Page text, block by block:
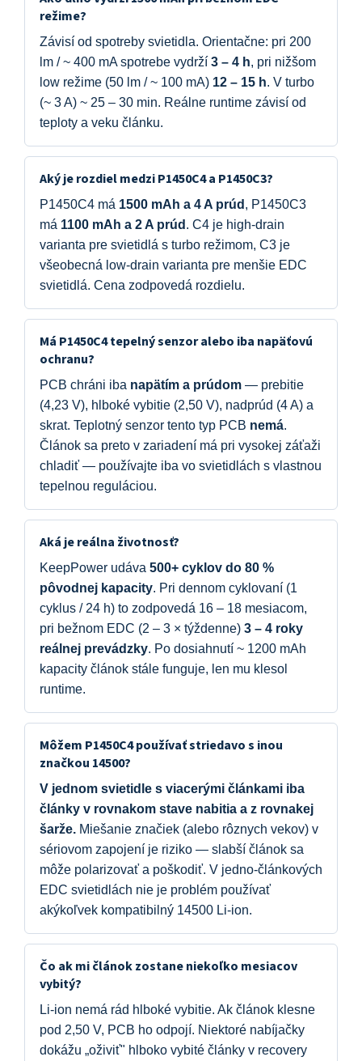
režime?
Závisí od spotreby svietidla. Orientačne: pri 200
lm / ~ 400 mA spotrebe vydrží 3 – 4 h, pri nižšom
low režime (50 lm / ~ 100 mA) 12 – 15 h. V turbo
(~ 3 A) ~ 25 – 30 min. Reálne runtime závisí od
teploty a veku článku.
Aký je rozdiel medzi P1450C4 a P1450C3?
P1450C4 má 1500 mAh a 4 A prúd , P1450C3
má 1100 mAh a 2 A prúd . C4 je high-drain
varianta pre svietidlá s turbo režimom, C3 je
všeobecná low-drain varianta pre menšie EDC
svietidlá. Cena zodpovedá rozdielu.
Má P1450C4 tepelný senzor alebo iba napäťovú
ochranu?
PCB chráni iba napätím a prúdom — prebitie
(4,23 V), hlboké vybitie (2,50 V), nadprúd (4 A) a
skrat. Teplotný senzor tento typ PCB nemá.
Článok sa preto v zariadení má pri vysokej záťaži
chladiť — používajte iba vo svietidlách s vlastnou
tepelnou reguláciou.
Aká je reálna životnosť?
KeepPower udáva 500+ cyklov do 80 %
pôvodnej kapacity. Pri dennom cyklovaní (1
cyklus / 24 h) to zodpovedá 16 – 18 mesiacom,
pri bežnom EDC (2 – 3 × týždenne) 3 – 4 roky
reálnej prevádzky. Po dosiahnutí ~ 1200 mAh
kapacity článok stále funguje, len mu klesol
runtime.
Môžem P1450C4 používať striedavo s inou
značkou 14500?
V jednom svietidle s viacerými článkami iba
články v rovnakom stave nabitia a z rovnakej
šarže. Miešanie značiek (alebo rôznych vekov) v
sériovom zapojení je riziko — slabší článok sa
môže polarizovať a poškodiť. V jedno-článkových
EDC svietidlách nie je problém používať
akýkoľvek kompatibilný 14500 Li-ion.
Čo ak mi článok zostane niekoľko mesiacov
vybitý?
Li-ion nemá rád hlboké vybitie. Ak článok klesne
pod 2,50 V, PCB ho odpojí. Niektoré nabíjačky
dokážu „oživiť" hlboko vybité články v recovery